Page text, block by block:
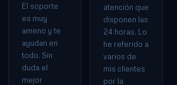
El soporte
es muy
ameno y te
ayudan en
todo. Sin
duda el
mejor
atención que
disponen las
24 horas. Lo
he referido a
varios de
mis clientes
por la